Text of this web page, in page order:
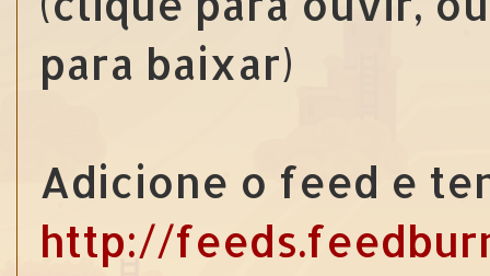
para baixar)
Adicione o feed e
http://